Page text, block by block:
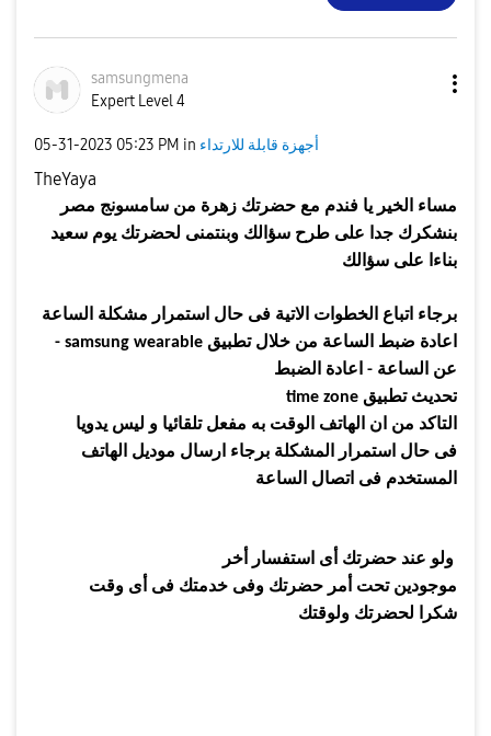
samsungmena
Expert Level 4
‎05-31-2023 05:23 PM in أجهزة قابلة للارتداء
TheYaya
مساء الخير يا فندم مع حضرتك زهرة من سامسونج مصر
بنشكرك جدا على طرح سؤالك وبنتمنى لحضرتك يوم سعيد
بناءا على سؤالك
برجاء اتباع الخطوات الاتية فى حال استمرار مشكلة الساعة
اعادة ضبط الساعة من خلال تطبيق samsung wearable -
عن الساعة - اعادة الضبط
تحديث تطبيق time zone
التاكد من ان الهاتف الوقت به مفعل تلقائيا و ليس يدويا
فى حال استمرار المشكلة برجاء ارسال موديل الهاتف
المستخدم فى اتصال الساعة
ولو عند حضرتك أى استفسار أخر
موجودين تحت أمر حضرتك وفى خدمتك فى أى وقت
شكرا لحضرتك ولوقتك